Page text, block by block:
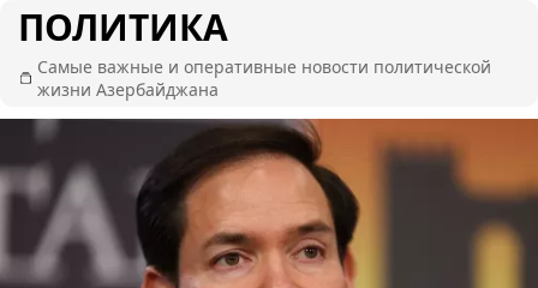
ПОЛИТИКА
Самые важные и оперативные новости политической
жизни Азербайджана